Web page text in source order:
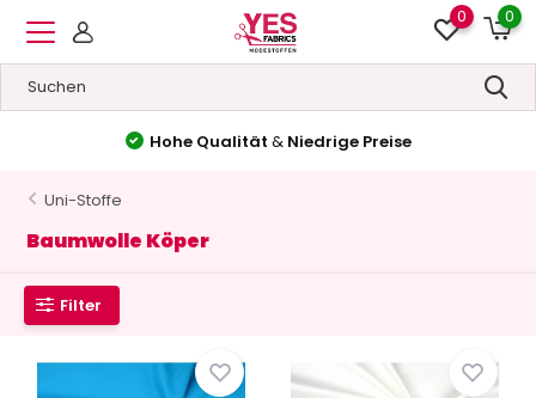
0 0
Hohe Qualität & Niedrige Preise
Uni-Stoffe
Baumwolle Köper
Filter